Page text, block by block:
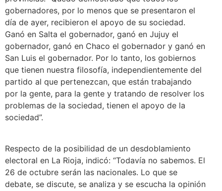
gobernadores, por lo menos que se presentaron el
día de ayer, recibieron el apoyo de su sociedad.
Ganó en Salta el gobernador, ganó en Jujuy el
gobernador, ganó en Chaco el gobernador y ganó en
San Luis el gobernador. Por lo tanto, los gobiernos
que tienen nuestra filosofía, independientemente del
partido al que pertenezcan, que están trabajando
por la gente, para la gente y tratando de resolver los
problemas de la sociedad, tienen el apoyo de la
sociedad”.
Respecto de la posibilidad de un desdoblamiento
electoral en La Rioja, indicó: “Todavía no sabemos. El
26 de octubre serán las nacionales. Lo que se
debate, se discute, se analiza y se escucha la opinión